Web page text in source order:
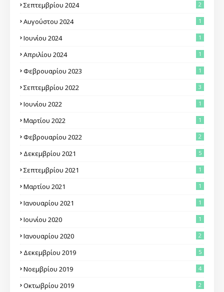
Σεπτεμβρίου 2024 2
Αυγούστου 2024 1
Ιουνίου 2024 1
Απριλίου 2024 1
Φεβρουαρίου 2023 1
Σεπτεμβρίου 2022 3
Ιουνίου 2022 1
Μαρτίου 2022 1
Φεβρουαρίου 2022 2
Δεκεμβρίου 2021 5
Σεπτεμβρίου 2021 1
Μαρτίου 2021 1
Ιανουαρίου 2021 1
Ιουνίου 2020 1
Ιανουαρίου 2020 2
Δεκεμβρίου 2019 5
Νοεμβρίου 2019 4
Οκτωβρίου 2019 2